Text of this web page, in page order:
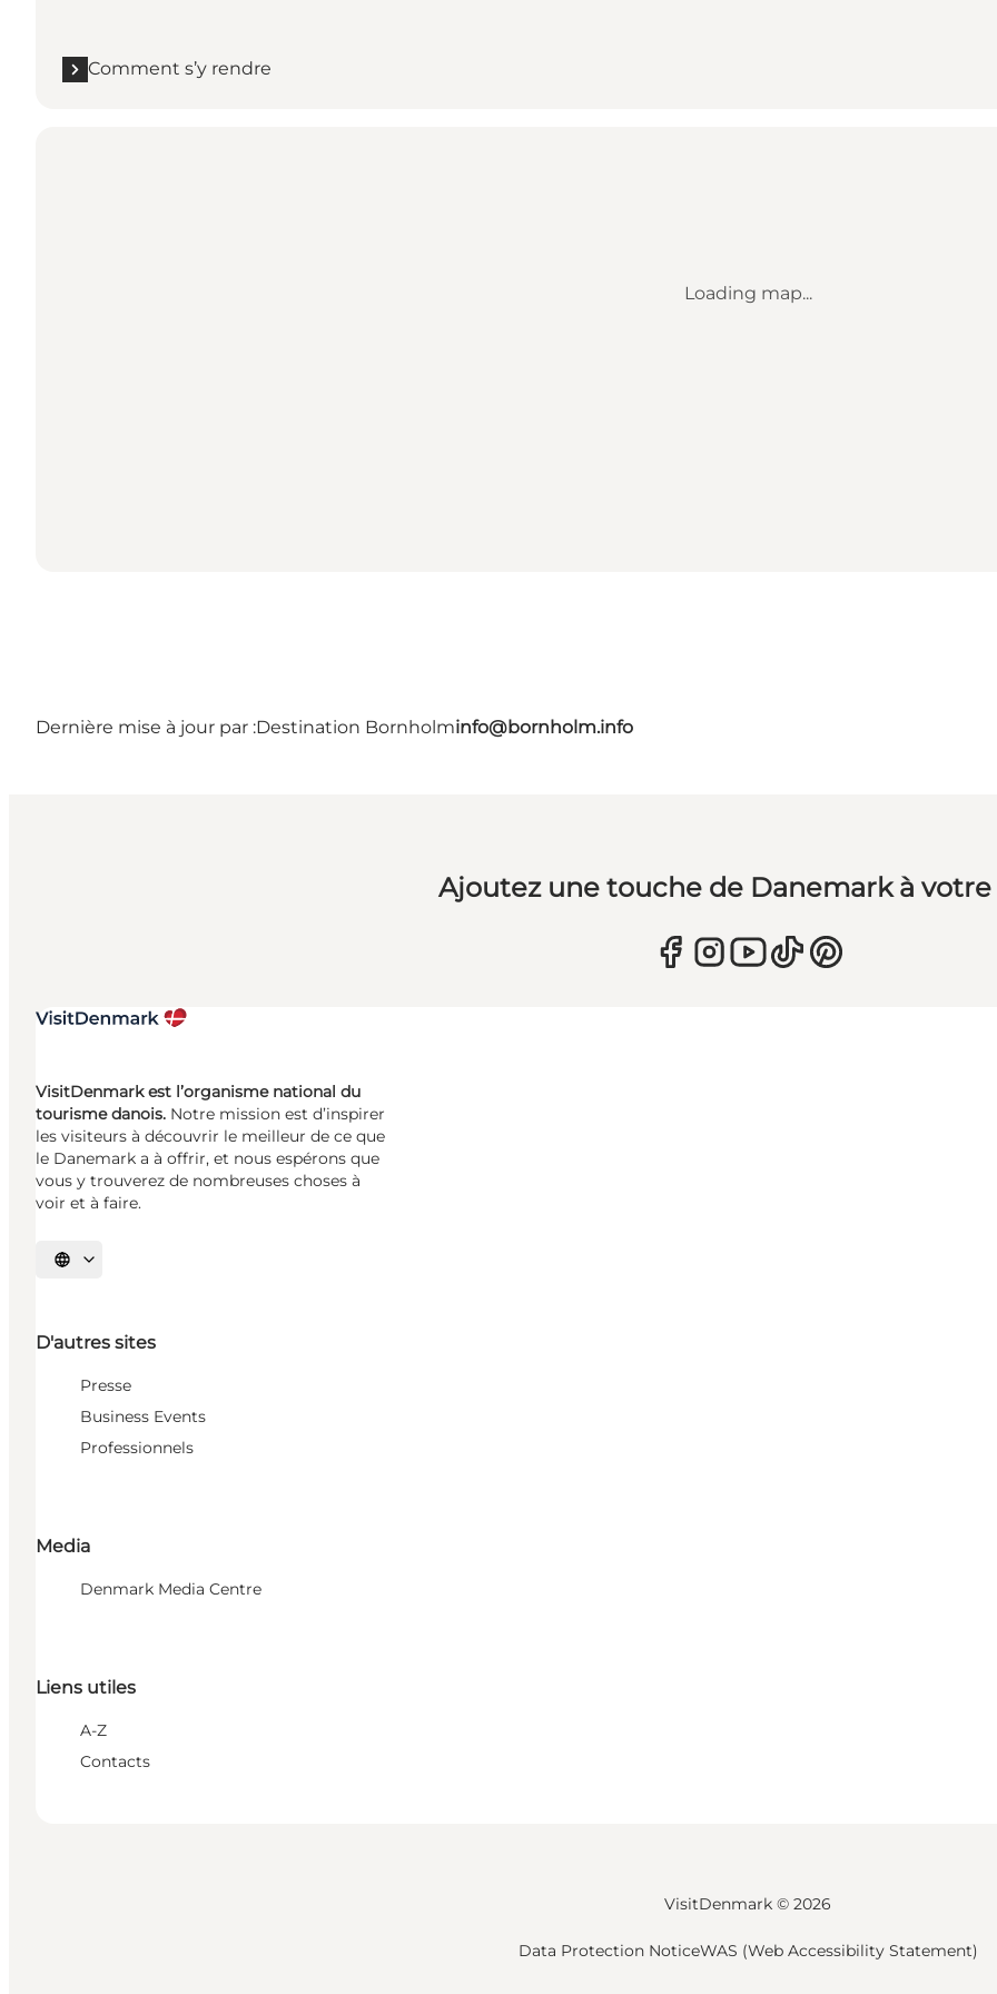
Comment s’y rendre
Loading map...
Dernière mise à jour par :Destination Bornholminfo@bornholm.info
Ajoutez une touche de Danemark à
VisitDenmark est l’organisme national du
tourisme danois. Notre mission est d’inspirer
les visiteurs à découvrir le meilleur de ce que
le Danemark a à offrir, et nous espérons que
vous y trouverez de nombreuses choses à
voir et à faire.
Choisissez la langue
D'autres sites
Presse
Business Events
Professionnels
Media
Denmark Media Centre
Liens utiles
A-Z
Contacts
VisitDenmark © 2026
Data Protection NoticeWAS (Web Accessibility Statement)